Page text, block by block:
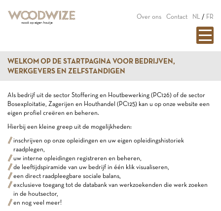
Over ons Contact NL / FR
WELKOM OP DE STARTPAGINA VOOR BEDRIJVEN,
WERKGEVERS EN ZELFSTANDIGEN
Als bedrijf uit de sector Stoffering en Houtbewerking (PC126) of de sector
Bosexploitatie, Zagerijen en Houthandel (PC125) kan u op onze website een
eigen profiel creëren en beheren.
Hierbij een kleine greep uit de mogelijkheden:
inschrijven op onze opleidingen en uw eigen opleidingshistoriek
raadplegen,
uw interne opleidingen registreren en beheren,
de leeftijdspiramide van uw bedrijf in één klik visualiseren,
een direct raadpleegbare sociale balans,
exclusieve toegang tot de databank van werkzoekenden die werk zoeken
in de houtsector,
en nog veel meer!